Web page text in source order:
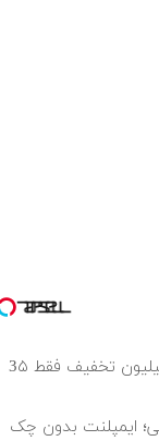
بلفاروپلاستی پلک پایین با ۱۰ میلیون تخفیف فقط 3۵
شرکتی؛ ایمپلنت بدون چک